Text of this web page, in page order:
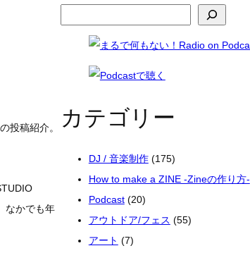
投稿紹介。
なかでも年
カテゴリー
DJ / 音楽制作(175)
How to make a ZINE -Zineの作り方-
Podcast(20)
アウトドア/フェス (55)
アート (7)